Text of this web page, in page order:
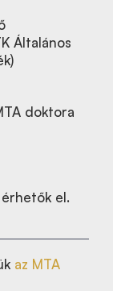
Általános
doktora
érhetők el.
az MTA